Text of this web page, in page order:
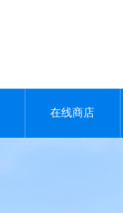
在线商店